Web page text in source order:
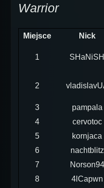
Warrior
Miejsce Nick
1 SHaNiSH
2
3
pampala
4
cervotoc
5
kornjaca
6
nachtblitz
7
Norson94
8
4lCapwn